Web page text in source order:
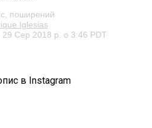
поширений
Iglesias
29 Сер 2018 р. о 3:46 PDT
в Instagram